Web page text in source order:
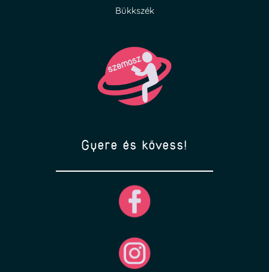
Bükkszék
Gyere és kövess!